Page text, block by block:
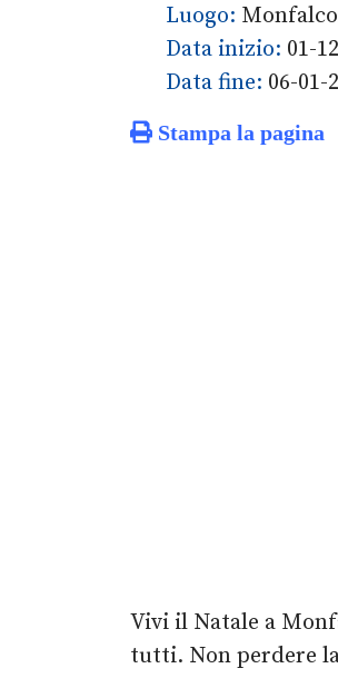
Luogo:
Data inizio: 01-
Data fine: 06-01-
Stampa la pagina
Vivi il Natale a
tutti. Non perdere